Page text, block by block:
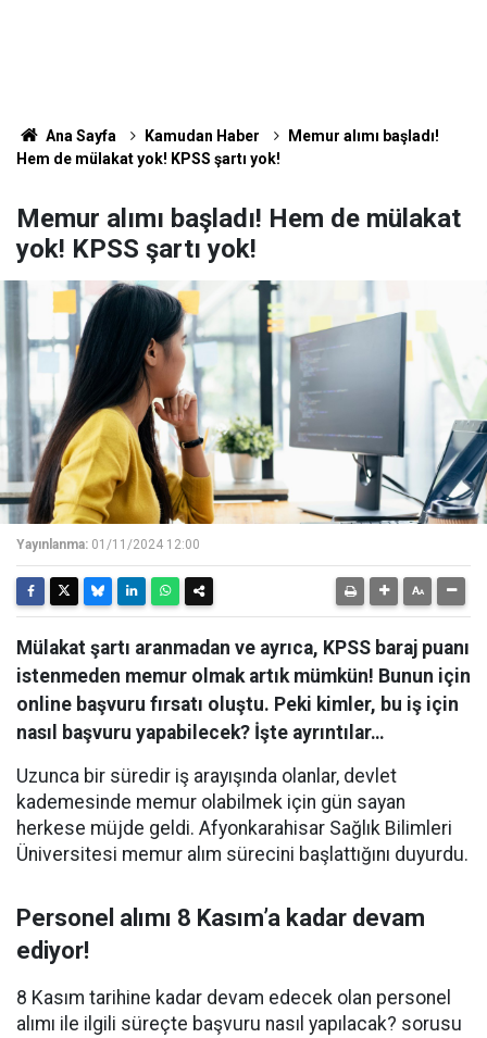
Ana Sayfa Kamudan Haber
Memur alımı başladı!
Hem de mülakat yok! KPSS şartı yok!
Memur alımı başladı! Hem de mülakat
yok! KPSS şartı yok!
Yayınlanma: 01/11/2024 12:00
Mülakat şartı aranmadan ve ayrıca, KPSS baraj puanı
istenmeden memur olmak artık mümkün! Bunun için
online başvuru fırsatı oluştu. Peki kimler, bu iş için
nasıl başvuru yapabilecek? İşte ayrıntılar…
Uzunca bir süredir iş arayışında olanlar, devlet
kademesinde memur olabilmek için gün sayan
herkese müjde geldi. Afyonkarahisar Sağlık Bilimleri
Üniversitesi memur alım sürecini başlattığını duyurdu.
Personel alımı 8 Kasım’a kadar devam
ediyor!
8 Kasım tarihine kadar devam edecek olan personel
alımı ile ilgili süreçte başvuru nasıl yapılacak? sorusu